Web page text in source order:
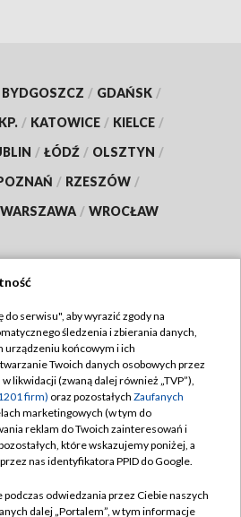
BYDGOSZCZ / GDAŃSK /
/ KATOWICE / KIELCE /
/ ŁÓDŹ / OLSZTYN /
/ RZESZÓW /
WARSZAWA / WROCŁAW
TVP
TVP
prywatności
Moje zgody
Pomoc
Kontakt
serwisu", aby wyrazić zgody na
śledzenia i zbierania danych,
urządzeniu końcowym i ich
Twoich danych osobowych przez
likwidacji (zwaną dalej również „TVP”),
firm) oraz pozostałych Zaufanych
marketingowych (w tym do
reklam do Twoich zainteresowań i
które wskazujemy poniżej, a
nas identyfikatora PPID do Google.
odwiedzania przez Ciebie naszych
dalej „Portalem”, w tym informacje